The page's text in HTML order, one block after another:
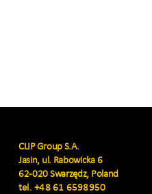
CLIP Group S.A.
Jasin, ul. Rabowicka 6
62-020 Swarzędz, Poland
tel.+48 61 6598950